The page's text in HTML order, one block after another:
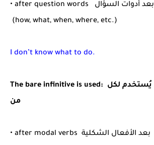
• after question words بعد أدوات السؤال
(how, what, when, where, etc.)
I don’t know what to do.
The bare infinitive is used: المصدر المجرد يُستخدم لكل
من
• after modal verbs بعد الأفعال الشكلية